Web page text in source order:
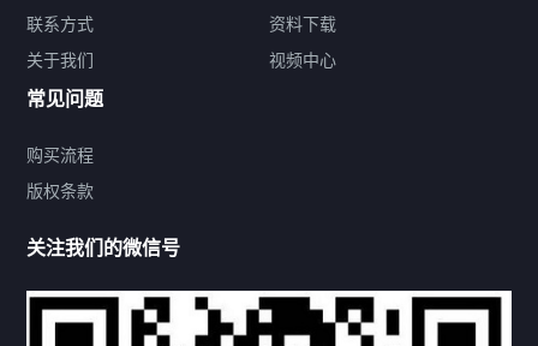
联系方式
热门标签
机构链接
联系方式 关于我们
联系方式
关于我们
资料下载
视频中心
常见问题
购买流程
版权条款
关注我们的微信号